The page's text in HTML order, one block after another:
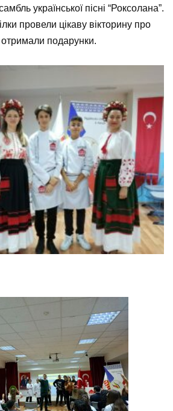
української пісні “Роксолана”.
провели цікаву вікторину про
подарунки.